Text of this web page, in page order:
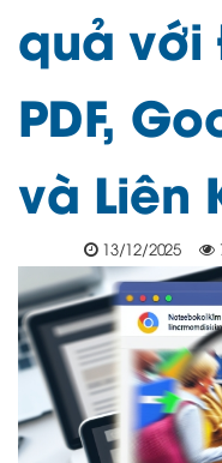
quả với
PDF,
và Liên
13/12/2025